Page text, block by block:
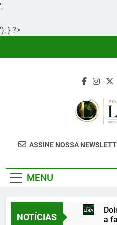
','
'); } ?>
Clareza,
ASSINE NOSSA
MENU
NOTÍCIAS
a